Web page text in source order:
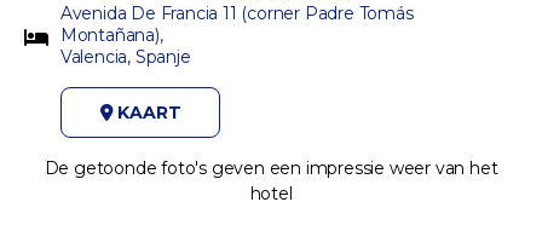
Avenida De Francia 11 (corner Padre Tomás
Montañana),
Valencia, Spanje
KAART
De getoonde foto's geven een impressie weer van het
hotel